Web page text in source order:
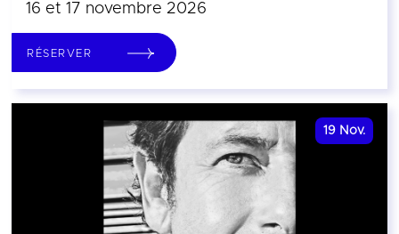
16 et 17 novembre 2026
RÉSERVER
19 Nov.